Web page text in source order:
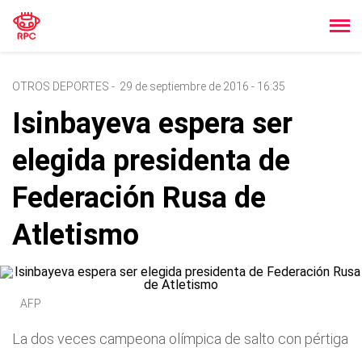
OTROS DEPORTES - 29 de septiembre de 2016 - 16:35
Isinbayeva espera ser
elegida presidenta de
Federación Rusa de
Atletismo
AFP
La dos veces campeona olímpica de salto con pértiga